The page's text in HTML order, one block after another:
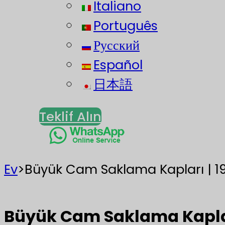
Italiano
Português
Русский
Español
日本語
Teklif Alın
Ev>Büyük Cam Saklama Kapları |
Büyük Cam Saklama